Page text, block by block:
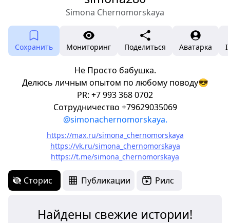
Simona Chernomorskaya
Сохранить Мониторинг Поделиться Аватарка
Не Просто бабушка.
Делюсь личным опытом по любому поводу😎
PR: +7 993 368 0702
Сотрудничество +79629035069
@simonachernomorskaya.
https://max.ru/simona_chernomorskaya
https://vk.ru/simona_chernomorskaya
https://t.me/simona_chernomorskaya
Сторис Публикации Рилс
Найдены свежие истории!